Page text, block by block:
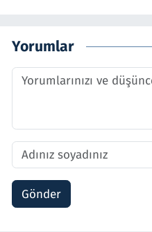
Yorumlar
Gönder